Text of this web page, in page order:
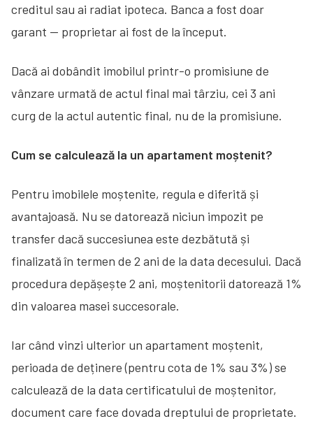
creditul sau ai radiat ipoteca. Banca a fost doar
garant — proprietar ai fost de la început.
Dacă ai dobândit imobilul printr-o promisiune de
vânzare urmată de actul final mai târziu, cei 3 ani
curg de la actul autentic final, nu de la promisiune.
Cum se calculează la un apartament moștenit?
Pentru imobilele moștenite, regula e diferită și
avantajoasă. Nu se datorează niciun impozit pe
transfer dacă succesiunea este dezbătută și
finalizată în termen de 2 ani de la data decesului. Dacă
procedura depășește 2 ani, moștenitorii datorează 1%
din valoarea masei succesorale.
Iar când vinzi ulterior un apartament moștenit,
perioada de deținere (pentru cota de 1% sau 3%) se
calculează de la data certificatului de moștenitor,
document care face dovada dreptului de proprietate.